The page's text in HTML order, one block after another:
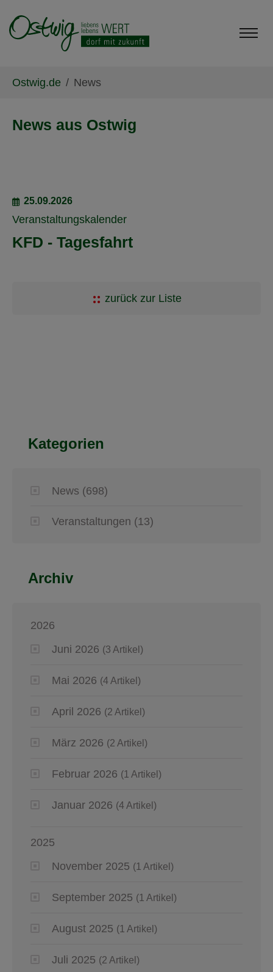
Ostwig.de News
News aus Ostwig
25.09.2026
Veranstaltungskalender
KFD - Tagesfahrt
zurück zur Liste
Kategorien
News (698)
Veranstaltungen (13)
Archiv
2026
Juni 2026 (3 Artikel)
Mai 2026 (4 Artikel)
April 2026 (2 Artikel)
März 2026 (2 Artikel)
Februar 2026 (1 Artikel)
Januar 2026 (4 Artikel)
2025
November 2025 (1 Artikel)
September 2025 (1 Artikel)
August 2025 (1 Artikel)
Juli 2025 (2 Artikel)